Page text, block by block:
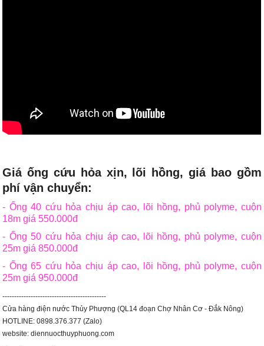
Giá ống cứu hỏa xịn, lõi hồng, giá bao gồm
phí vận chuyển:
- Ống 40 cứu hỏa chịu áp cao, lõi hồng, phủ polyme, cuộn
18m giá 550.000đ
- Ống 50 cứu hỏa chịu áp cao, lõi hồng, phủ polyme, cuộn
25m giá 850.000đ
- Ống 65 cứu hỏa chịu áp cao, lõi hồng, phủ polyme, cuộn
25m giá 950.000đ
--------------------------------------------
Cửa hàng điện nước Thủy Phượng (QL14 đoạn Chợ Nhân Cơ - Đắk Nông)
HOTLINE: 0898.376.377 (Zalo)
website: diennuocthuyphuong.com